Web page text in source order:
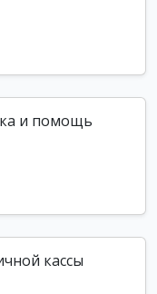
и помощь
кассы